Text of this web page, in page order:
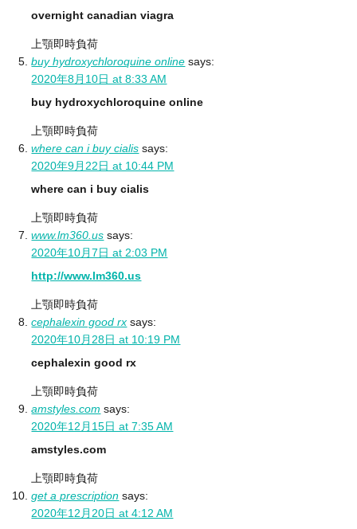
overnight canadian viagra
上顎即時負荷
buy hydroxychloroquine online says:
2020年8月10日 at 8:33 AM
buy hydroxychloroquine online
上顎即時負荷
where can i buy cialis says:
2020年9月22日 at 10:44 PM
where can i buy cialis
上顎即時負荷
www.lm360.us says:
2020年10月7日 at 2:03 PM
http://www.lm360.us
上顎即時負荷
cephalexin good rx says:
2020年10月28日 at 10:19 PM
cephalexin good rx
上顎即時負荷
amstyles.com says:
2020年12月15日 at 7:35 AM
amstyles.com
上顎即時負荷
get a prescription says:
2020年12月20日 at 4:12 AM